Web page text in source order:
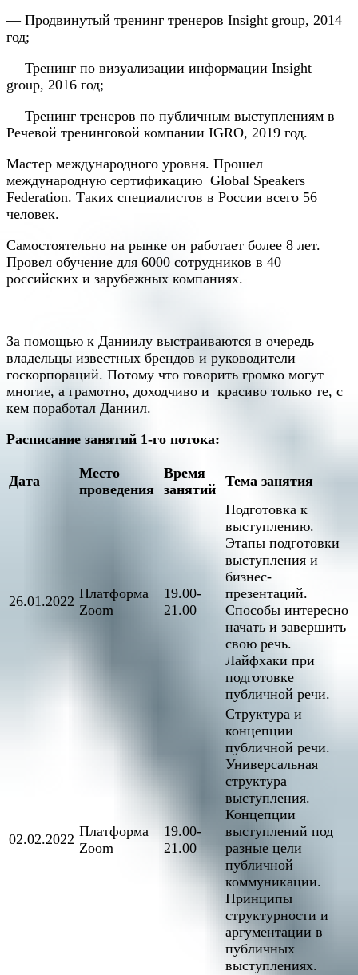
— Продвинутый тренинг тренеров Insight group, 2014
год;
— Тренинг по визуализации информации Insight
group, 2016 год;
— Тренинг тренеров по публичным выступлениям в
Речевой тренинговой компании IGRO, 2019 год.
Мастер международного уровня. Прошел
международную сертификацию Global Speakers
Federation. Таких специалистов в России всего 56
человек.
Самостоятельно на рынке он работает более 8 лет.
Провел обучение для 6000 сотрудников в 40
российских и зарубежных компаниях.
За помощью к Даниилу выстраиваются в очередь
владельцы известных брендов и руководители
госкорпораций. Потому что говорить громко могут
многие, а грамотно, доходчиво и красиво только те, с
кем поработал Даниил.
Расписание занятий 1-го потока:
Дата
Место
проведения
Время
занятий
Тема занятия
26.01.2022 Платформа
Zoom
19.00-
21.00
Подготовка к
выступлению.
Этапы подготовки
выступления и
бизнес-
презентаций.
Способы интересно
начать и завершить
свою речь.
Лайфхаки при
подготовке
публичной речи.
02.02.2022 Платформа
Zoom
19.00-
21.00
Структура и
концепции
публичной речи.
Универсальная
структура
выступления.
Концепции
выступлений под
разные цели
публичной
коммуникации.
Принципы
структурности и
аргументации в
публичных
выступлениях.